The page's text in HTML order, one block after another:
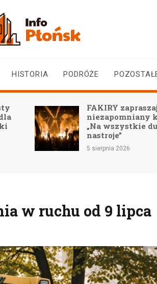
HISTORIA PODRÓŻE
FAKIRY
niezapomniany
„Na wszystkie
nastroje”
5 sierpnia 2026
w ruchu od 9 lipca